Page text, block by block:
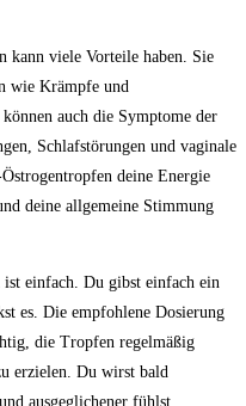
kann viele‍ Vorteile haben. Sie
wie Krämpfe und
‌auch ⁤die ​Symptome ​der
Schlafstörungen und vaginale​
deine Energie
deine allgemeine⁣ Stimmung⁣
einfach. Du gibst‍ einfach ein
es. Die empfohlene ⁣Dosierung
die Tropfen regelmäßig
erzielen. Du wirst bald
ausgeglichener ​fühlst.